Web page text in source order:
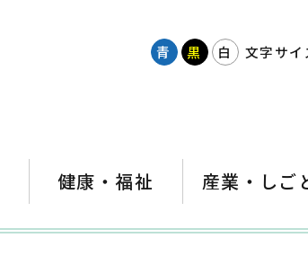
青 黒 白 文字サイ
健康・福祉 産業・しご